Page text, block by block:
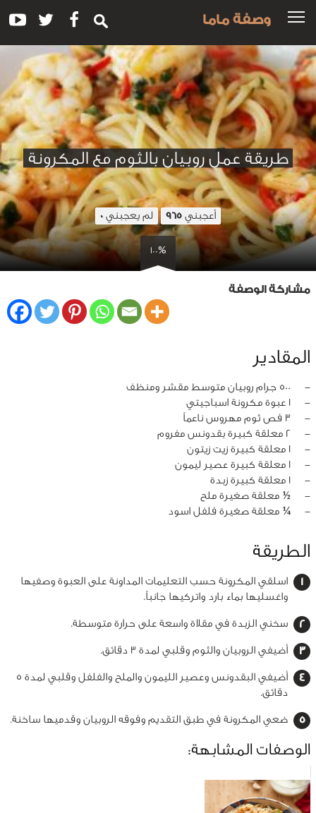
وصفة ماما
طريقة عمل روبيان بالثوم مع المكرونة
أعجبني 965 لم يعجبني 0
100%
مشاركة الوصفة
المقادير
‏-
500 جرام روبيان متوسط مقشر ومنظف
‏-
1 عبوة مكرونة اسباجيتي
‏-
3 فص ثوم مهروس ناعماً
‏-
2 معلقة كبيرة بقدونس مفروم
‏-
1 معلقة كبيرة زيت زيتون
‏-
1 معلقة كبيرة عصير ليمون
‏-
1 معلقة كبيرة زبدة
‏-
½ معلقة صغيرة ملح
‏-
¼ معلقة صغيرة فلفل اسود
الطريقة
اسلقي المكرونة حسب التعليمات المداونة على العبوة وصفيها
واغسليها بماء بارد واتركيها جانباً.
سخني الزبدة في مقلاة واسعة على حرارة متوسطة.
أضيفي الروبيان والثوم وقلبي لمدة 3 دقائق.
أضيفي البقدونس وعصير الليمون والملح والفلفل وقلبي لمدة 5
دقائق.
ضعي المكرونة في طبق التقديم وفوقه الروبيان وقدميها ساخنة.
الوصفات المشابهة: